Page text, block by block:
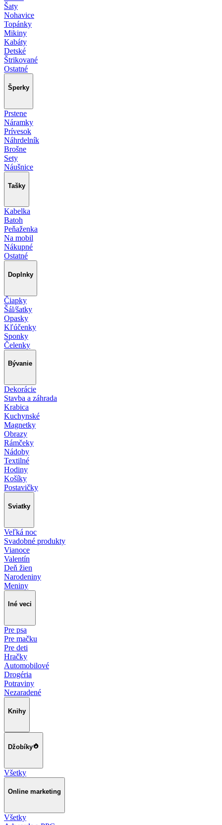
Šaty
Nohavice
Topánky
Mikiny
Kabáty
Detské
Štrikované
Ostatné
Šperky
Prstene
Náramky
Prívesok
Náhrdelník
Brošne
Sety
Náušnice
Tašky
Kabelka
Batoh
Peňaženka
Na mobil
Nákupné
Ostatné
Doplnky
Čiapky
Šál/šatky
Opasky
Kľúčenky
Sponky
Čelenky
Bývanie
Dekorácie
Stavba a záhrada
Krabica
Kuchynské
Magnetky
Obrazy
Rámčeky
Nádoby
Textilné
Hodiny
Košíky
Postavičky
Sviatky
Veľká noc
Svadobné produkty
Vianoce
Valentín
Deň žien
Narodeniny
Meniny
Iné veci
Pre psa
Pre mačku
Pre deti
Hračky
Automobilové
Drogéria
Potraviny
Nezaradené
Knihy
Džobíky
Všetky
Online marketing
Všetky